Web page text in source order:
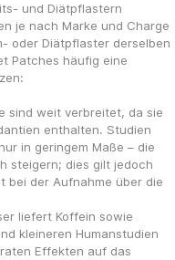
und Diätpflastern
je nach Marke und Charge
oder Diätpflaster derselben
Patches häufig eine
sind weit verbreitet, da sie
enthalten. Studien
in geringem Maße – die
steigern; dies gilt jedoch
bei der Aufnahme über die
liefert Koffein sowie
kleineren Humanstudien
Effekten auf das